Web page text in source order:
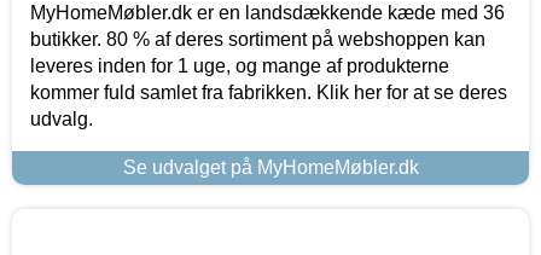
MyHomeMøbler.dk er en landsdækkende kæde med 36
butikker. 80 % af deres sortiment på webshoppen kan
leveres inden for 1 uge, og mange af produkterne
kommer fuld samlet fra fabrikken. Klik her for at se deres
udvalg.
Se udvalget på MyHomeMøbler.dk